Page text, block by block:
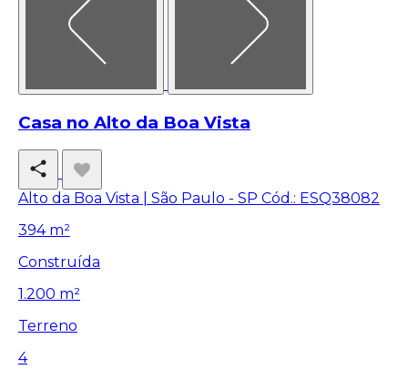
Casa no Alto da Boa Vista
Alto da Boa Vista | São Paulo - SP Cód.: ESQ38082
394 m²
Construída
1.200 m²
Terreno
4